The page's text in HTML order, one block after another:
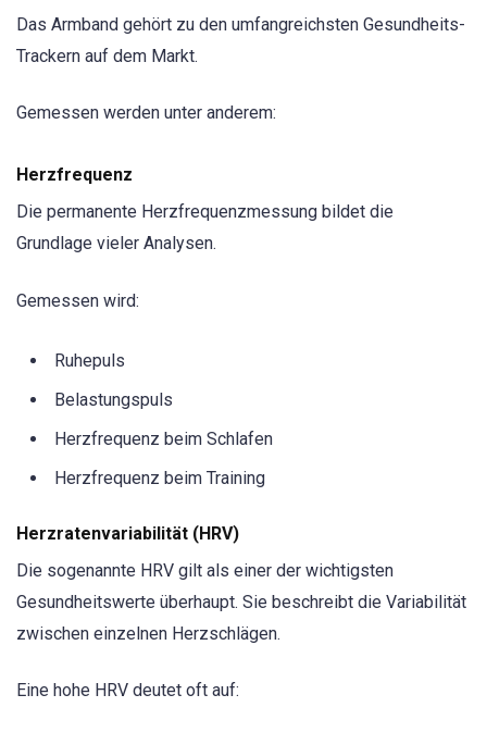
Das Armband gehört zu den umfangreichsten Gesundheits-
Trackern auf dem Markt.
Gemessen werden unter anderem:
Herzfrequenz
Die permanente Herzfrequenzmessung bildet die
Grundlage vieler Analysen.
Gemessen wird:
Ruhepuls
Belastungspuls
Herzfrequenz beim Schlafen
Herzfrequenz beim Training
Herzratenvariabilität (HRV)
Die sogenannte HRV gilt als einer der wichtigsten
Gesundheitswerte überhaupt. Sie beschreibt die Variabilität
zwischen einzelnen Herzschlägen.
Eine hohe HRV deutet oft auf: